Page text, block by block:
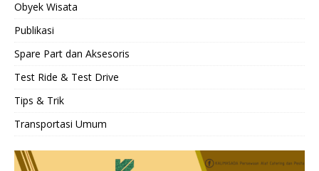
Obyek Wisata
Publikasi
Spare Part dan Aksesoris
Test Ride & Test Drive
Tips & Trik
Transportasi Umum